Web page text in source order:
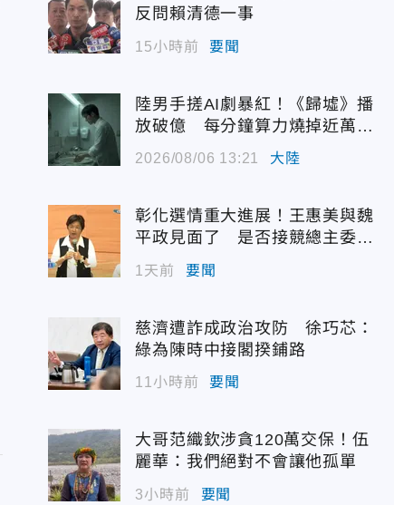
反問賴清德一事
15小時前 要聞
陸男手搓AI劇暴紅！《歸墟》播
放破億 每分鐘算力燒掉近萬台
2026/08/06 13:21 大陸
彰化選情重大進展！王惠美與魏
平政見面了 是否接競總主委態
度曝光
1天前 要聞
慈濟遭詐成政治攻防 徐巧芯：
綠為陳時中接閣揆鋪路
11小時前 要聞
大哥范織欽涉貪120萬交保！伍
麗華：我們絕對不會讓他孤單
3小時前 要聞